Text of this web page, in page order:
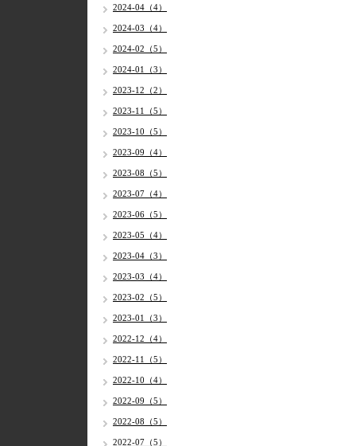
2024-04（4）
2024-03（4）
2024-02（5）
2024-01（3）
2023-12（2）
2023-11（5）
2023-10（5）
2023-09（4）
2023-08（5）
2023-07（4）
2023-06（5）
2023-05（4）
2023-04（3）
2023-03（4）
2023-02（5）
2023-01（3）
2022-12（4）
2022-11（5）
2022-10（4）
2022-09（5）
2022-08（5）
2022-07（5）